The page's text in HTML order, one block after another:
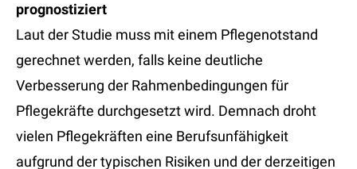
prognostiziert
Laut der Studie muss mit einem Pflegenotstand
gerechnet werden, falls keine deutliche
Verbesserung der Rahmenbedingungen für
Pflegekräfte durchgesetzt wird. Demnach droht
vielen Pflegekräften eine Berufsunfähigkeit
aufgrund der typischen Risiken und der derzeitigen